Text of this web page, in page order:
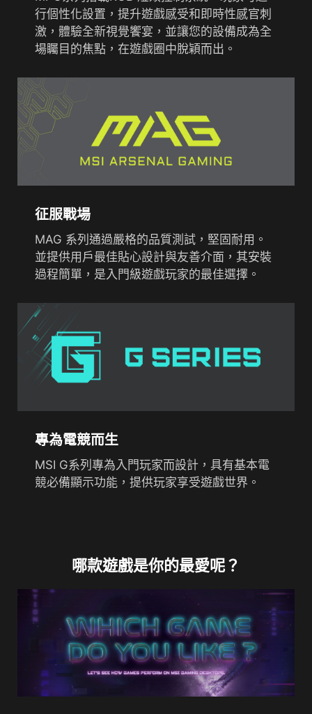
行個性化設置，提升遊戲感受和即時性感官刺
激，體驗全新視覺饗宴，並讓您的設備成為全
場矚目的焦點，在遊戲圈中脫穎而出。
征服戰場
MAG 系列通過嚴格的品質測試，堅固耐用。
並提供用戶最佳貼心設計與友善介面，其安裝
過程簡單，是入門級遊戲玩家的最佳選擇。
專為電競而生
MSI G系列專為入門玩家而設計，具有基本電
競必備顯示功能，提供玩家享受遊戲世界。
哪款遊戲是你的最愛呢？